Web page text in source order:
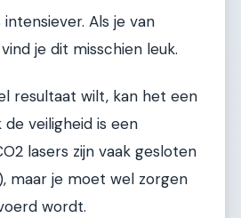
Als je van
je dit misschien leuk.
resultaat wilt, kan het een
veiligheid is een
lasers zijn vaak gesloten
maar je moet wel zorgen
wordt.